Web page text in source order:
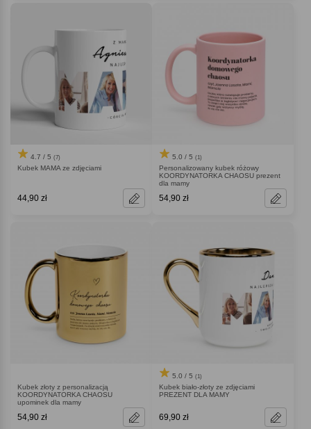
4.7 / 5 (7)
Kubek MAMA ze zdjęciami
44,90 zł
5.0 / 5 (1)
Personalizowany kubek różowy
KOORDYNATORKA CHAOSU prezent
dla mamy
54,90 zł
Kubek złoty z personalizacją
KOORDYNATORKA CHAOSU
upominek dla mamy
54,90 zł
5.0 / 5 (1)
Kubek biało-złoty ze zdjęciami
PREZENT DLA MAMY
69,90 zł